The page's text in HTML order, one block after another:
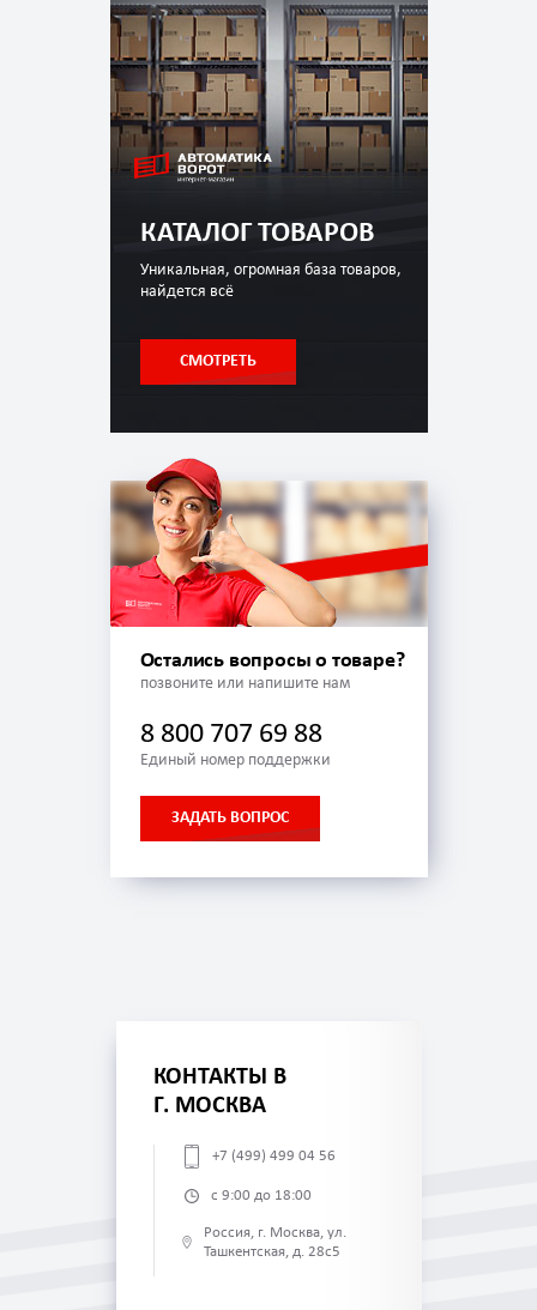
КАТАЛОГ ТОВАРОВ
Уникальная, огромная база товаров,
найдется всё
СМОТРЕТЬ
Остались вопросы о товаре?
позвоните или напишите нам
8 800 707 69 88
Единый номер поддержки
ЗАДАТЬ ВОПРОС
КОНТАКТЫ В
Г. МОСКВА
+7 (499) 499 04 56
с 9:00 до 18:00
Россия, г. Москва, ул.
Ташкентская, д. 28с5